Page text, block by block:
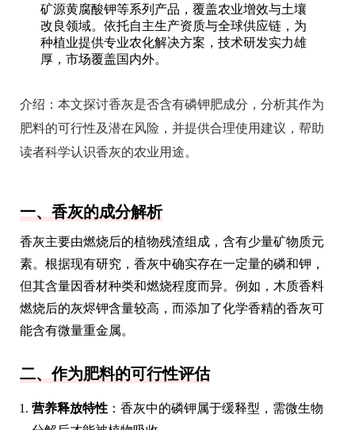
矿源黄腐酸钾等系列产品，覆盖农业增效与土壤
改良领域。依托自主生产资质与全球供应链，为
种植业提供专业农化解决方案，技术研发实力雄
厚，市场覆盖国内外。
介绍： 本文探讨香灰是否含有磷钾肥成分，分析其作为
肥料的可行性及潜在风险，并提供合理使用建议，帮助
读者科学认识香灰的农业用途。
一、香灰的成分解析
香灰主要由燃烧后的植物残渣组成，含有少量矿物质元
素。根据现有研究，香灰中确实存在一定量的磷和钾，
但其含量因香材种类和燃烧程度而异。例如，木质香料
燃烧后的灰烬钾含量较高，而添加了化学香精的香灰可
能含有微量重金属。
二、作为肥料的可行性评估
营养释放特性 ：香灰中的磷钾属于缓释型，需微生物